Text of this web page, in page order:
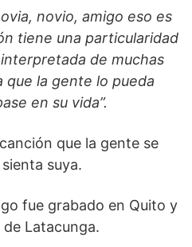
novio, amigo eso es
tiene una particularidad
de muchas
que la gente lo pueda
en su vida”.
que la gente se
suya.
fue grabado en Quito y
Latacunga.